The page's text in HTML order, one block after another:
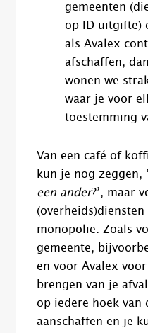
gemeenten
op ID uitgifte)
als Avalex
afschaffen,
wonen we
waar je voor
toestemming
Van een café of
kun je nog zeggen, ‘
een ander?’, maar
(overheids)diensten
monopolie. Zoals
gemeente,
en voor Avalex
brengen van je
op iedere hoek van
aanschaffen en je